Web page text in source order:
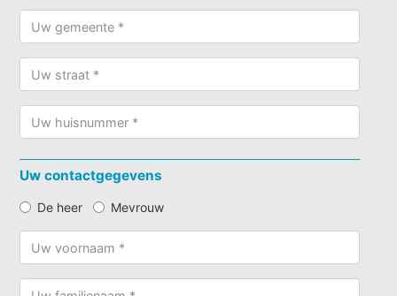
Uw contactgegevens
De heer Mevrouw